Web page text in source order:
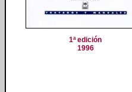
1ª edición
1996